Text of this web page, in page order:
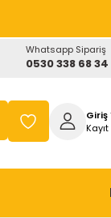
Whatsapp Sipariş
0530 338 68 34
Giriş
Kayıt